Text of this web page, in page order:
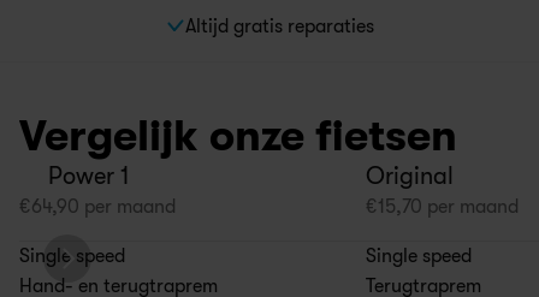
Altijd gratis reparaties
Vergelijk onze fietsen
Power 1
€64,90 per maand
Single speed
Hand- en terugtraprem
Original
€15,70 per maand
Single speed
Terugtraprem